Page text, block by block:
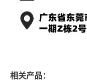
相关产品：